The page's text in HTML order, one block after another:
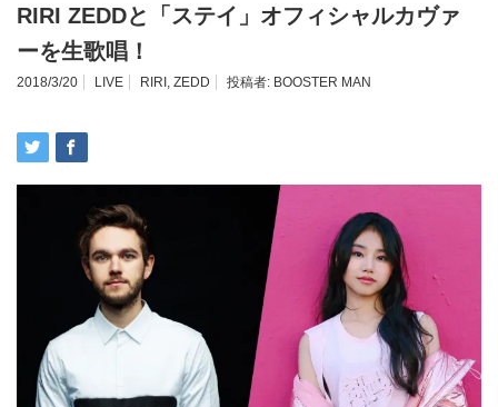
RIRI ZEDDと「ステイ」オフィシャルカヴァ
ーを生歌唱！
2018/3/20 LIVE RIRI , ZEDD 投稿者: BOOSTER MAN